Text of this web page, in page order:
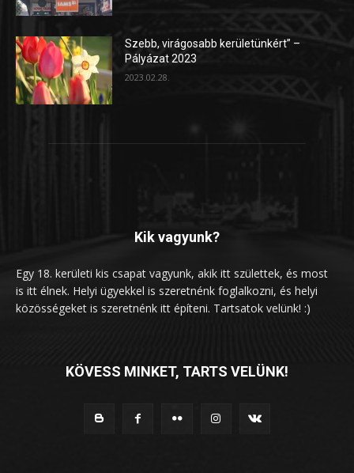
Szebb, virágosabb kerületünkért” –
Pályázat 2023
2023.02.28.
Kik vagyunk?
Egy 18. kerületi kis csapat vagyunk, akik itt születtek, és most
is itt élnek. Helyi ügyekkel is szeretnénk foglalkozni, és helyi
közösségeket is szeretnénk itt építeni. Tartsatok velünk! :)
KÖVESS MINKET, TARTS VELÜNK!